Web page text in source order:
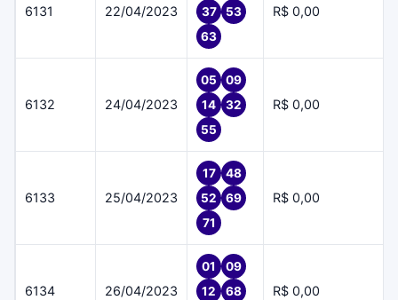
6131 22/04/2023 37
53
63
R$ 0,00
6132 24/04/2023
05
09
14
32
55
R$ 0,00
6133 25/04/2023
17
48
52
69
71
R$ 0,00
6134 26/04/2023
01
09
12
68
R$ 0,00